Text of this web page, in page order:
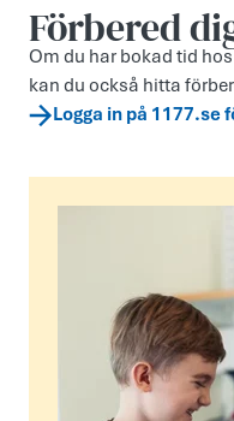
Förbered
Om du har bokad tid
kan du också hitta
Logga in på